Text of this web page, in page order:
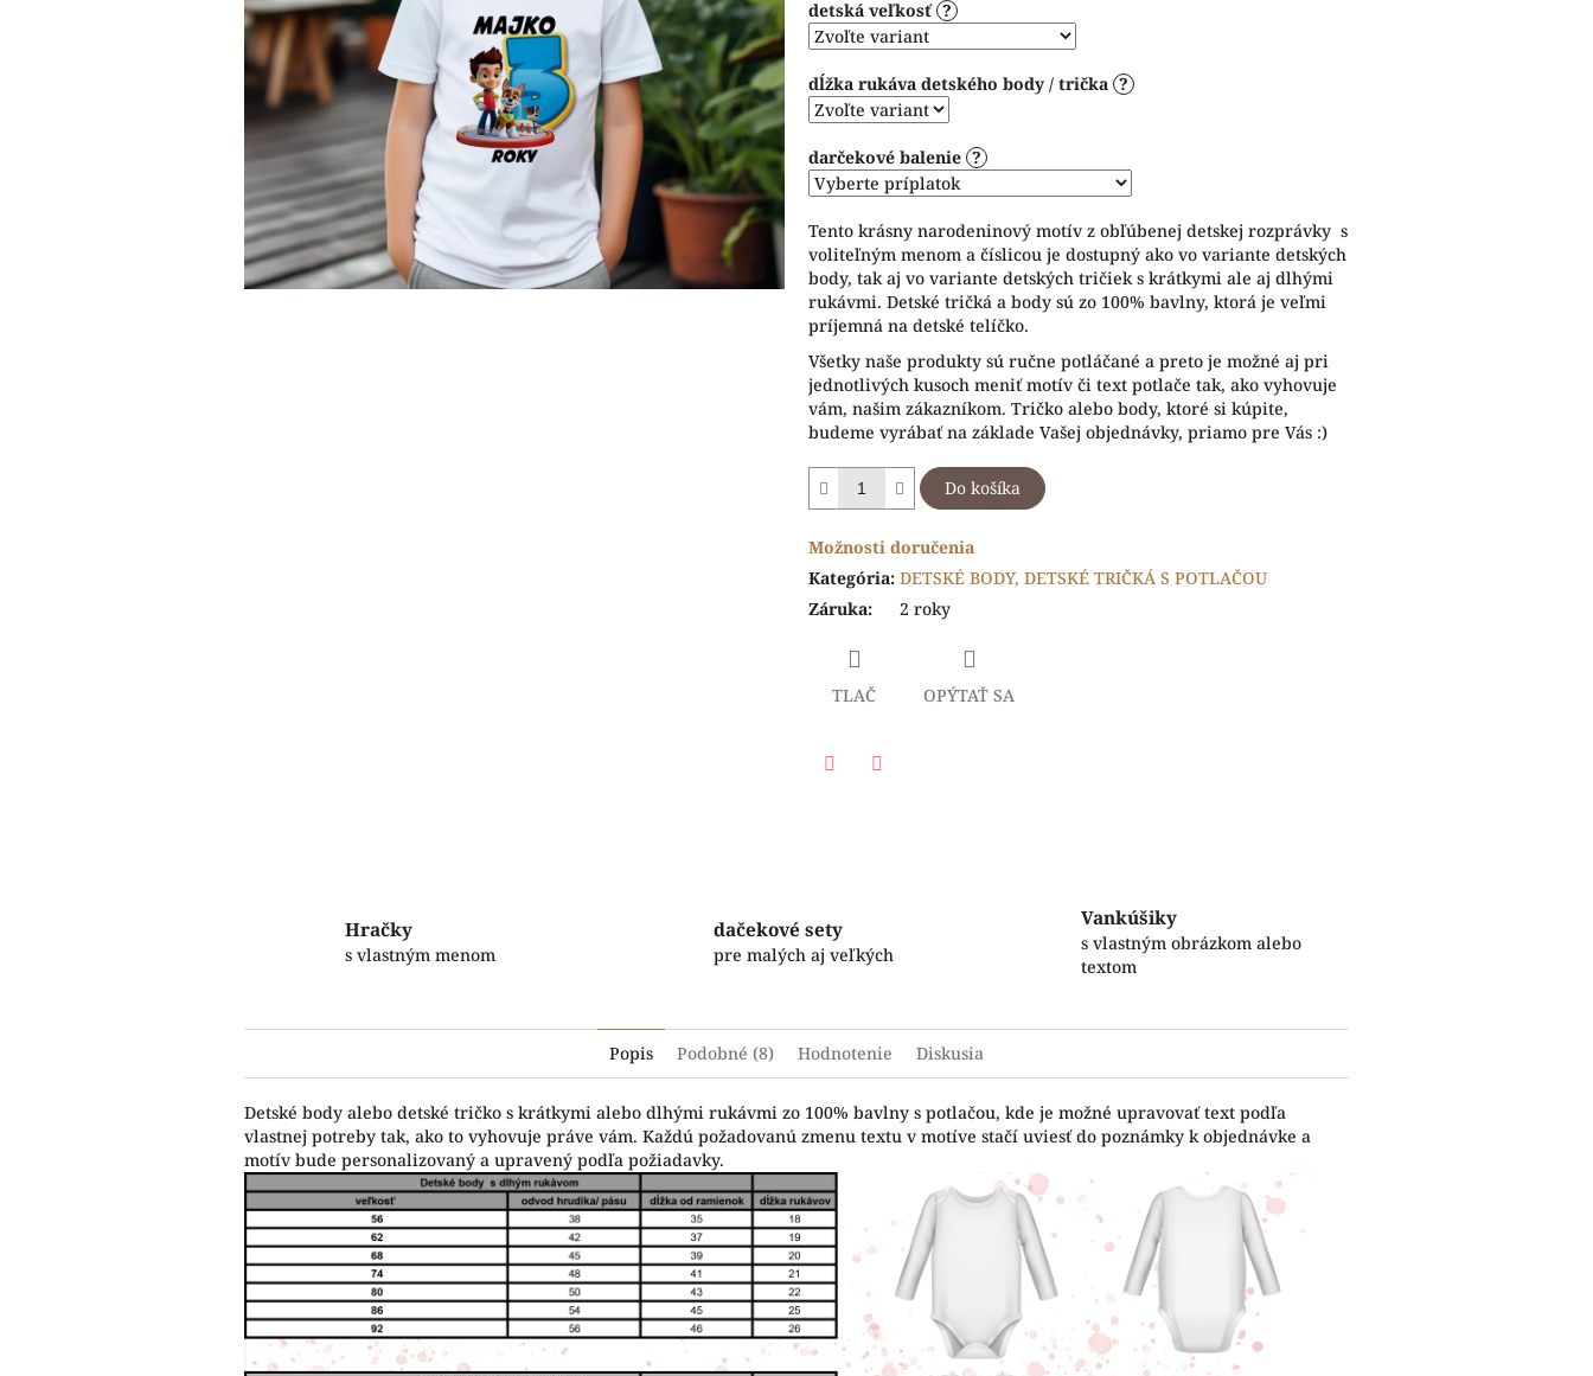
5
hviezdičiek.
detská veľkosť ?
dĺžka rukáva detského body / trička ?
darčekové balenie ?
Tento krásny narodeninový motív z obľúbenej detskej rozprávky s
voliteľným menom a číslicou je dostupný ako vo variante detských
body, tak aj vo variante detských tričiek s krátkymi ale aj dlhými
rukávmi. Detské tričká a body sú zo 100% bavlny, ktorá je veľmi
príjemná na detské telíčko.
Všetky naše produkty sú ručne potláčané a preto je možné aj pri
jednotlivých kusoch meniť motív či text potlače tak, ako vyhovuje
vám, našim zákazníkom. Tričko alebo body, ktoré si kúpite,
budeme vyrábať na základe Vašej objednávky, priamo pre Vás :)
Do košíka
Možnosti doručenia
Kategória: DETSKÉ BODY, DETSKÉ TRIČKÁ S POTLAČOU
Záruka: 2 roky
TLAČ OPÝTAŤ SA
Hračky
s vlastným menom
dačekové sety
pre malých aj veľkých
Vankúšiky
s vlastným obrázkom alebo
textom
Popis Podobné (8) Hodnotenie Diskusia
Detské body alebo detské tričko s krátkymi alebo dlhými rukávmi zo 100% bavlny s potlačou, kde je možné upravovať text podľa
vlastnej potreby tak, ako to vyhovuje práve vám. Každú požadovanú zmenu textu v motíve stačí uviesť do poznámky k objednávke a
motív bude personalizovaný a upravený podľa požiadavky.